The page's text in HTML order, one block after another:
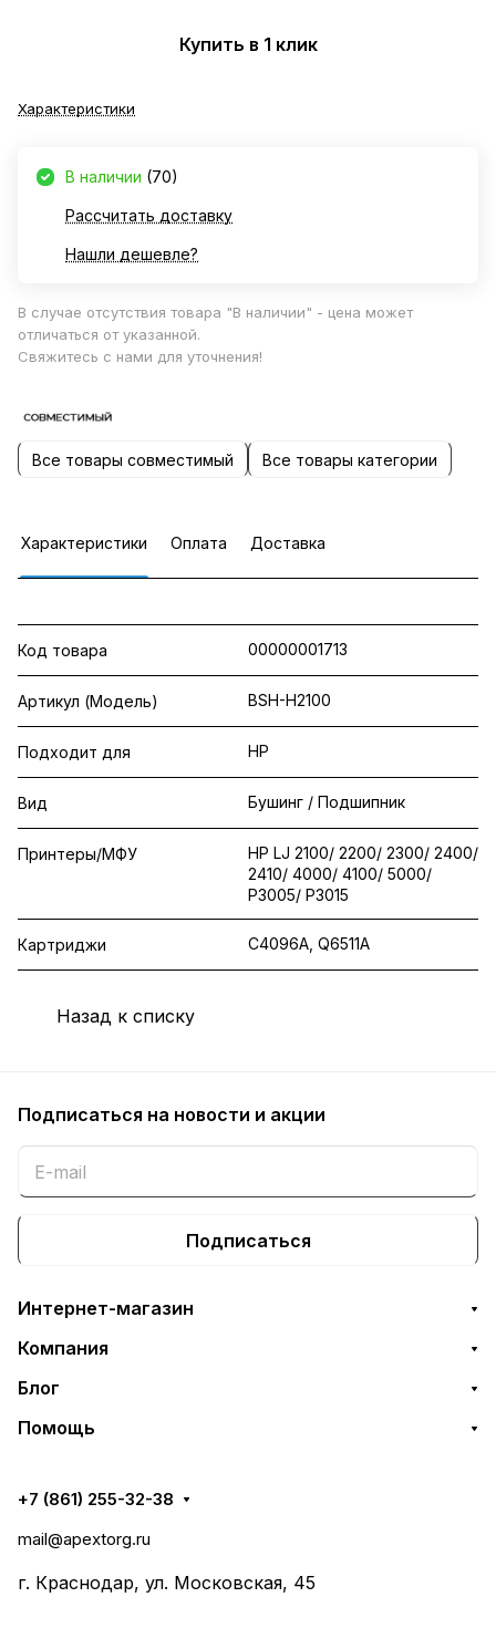
Купить в 1 клик
Характеристики
В наличии (70)
Рассчитать доставку
Нашли дешевле?
В случае отсутствия товара "В наличии" - цена может
отличаться от указанной.
Свяжитесь с нами для уточнения!
Все товары совместимый Все товары категории
Характеристики Оплата Доставка
Код товара 00000001713
Артикул (Модель) BSH-H2100
Подходит для HP
Вид Бушинг / Подшипник
Принтеры/МФУ
HP LJ 2100/ 2200/ 2300/ 2400/
2410/ 4000/ 4100/ 5000/
P3005/ P3015
Картриджи C4096A, Q6511A
Назад к списку
Подписаться на новости и акции
Подписаться
Интернет-магазин
Компания
Блог
Помощь
+7 (861) 255-32-38
mail@apextorg.ru
г. Краснодар, ул. Московская, 45